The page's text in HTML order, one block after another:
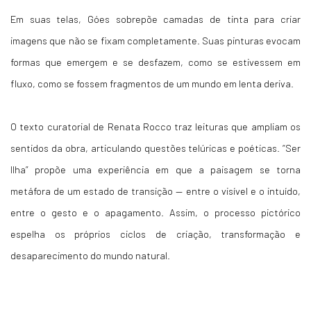
Em suas telas, Góes sobrepõe camadas de tinta para criar
imagens que não se fixam completamente. Suas pinturas evocam
formas que emergem e se desfazem, como se estivessem em
fluxo, como se fossem fragmentos de um mundo em lenta deriva.
O texto curatorial de Renata Rocco traz leituras que ampliam os
sentidos da obra, articulando questões telúricas e poéticas. “Ser
Ilha” propõe uma experiência em que a paisagem se torna
metáfora de um estado de transição — entre o visível e o intuído,
entre o gesto e o apagamento. Assim, o processo pictórico
espelha os próprios ciclos de criação, transformação e
desaparecimento do mundo natural.